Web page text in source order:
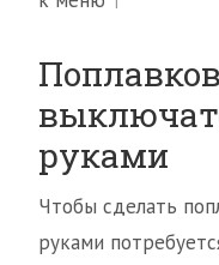
руками
Чтобы сделать
руками